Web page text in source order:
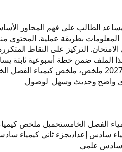
لسنة 2027. تم إعداد المحتوى ليكون مرجعاً دراسياً يساعد
بطريقة عملية. المحتوى
التركيز على النقاط
ضمن خطة أسبوعية ثابتة
معرفي واضح ومنظم. كلمات مرتبطة بالمحتوى: ملخص كيمياء سادس إعدادي 2027، مدرس كيمياء سادس إعدادي
الفصل الخامستحميل ملخص
سادس إعداديجزء ثاني كيمياء
سادس علمي